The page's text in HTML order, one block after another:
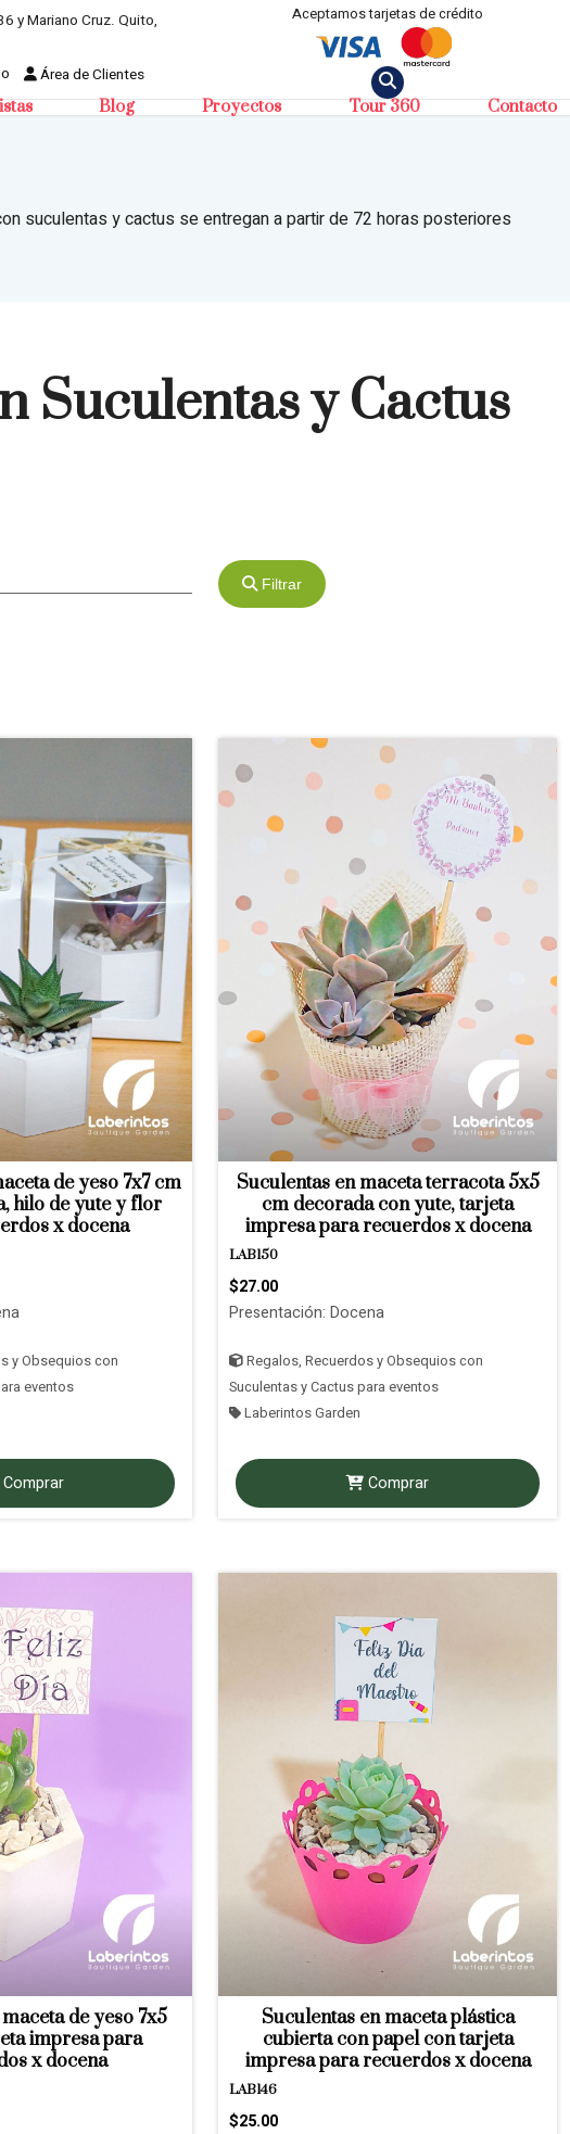
y Mariano Cruz. Quito,
Área de Clientes
Aceptamos tarjetas de crédito
Blog Proyectos Tour 360 Contacto
suculentas y cactus se entregan a partir de 72 horas posteriores
Suculentas y Cactus
Filtrar
de yeso 7x7 cm
hilo de yute y flor
x docena
y Obsequios con
eventos
Suculentas en maceta terracota 5x5
cm decorada con yute, tarjeta
impresa para recuerdos x docena
LAB150
$27.00
Presentación: Docena
Regalos, Recuerdos y Obsequios con
Suculentas y Cactus para eventos
Laberintos Garden
Comprar
de yeso 7x5
impresa para
x docena
Suculentas en maceta plástica
cubierta con papel con tarjeta
impresa para recuerdos x docena
LAB146
$25.00